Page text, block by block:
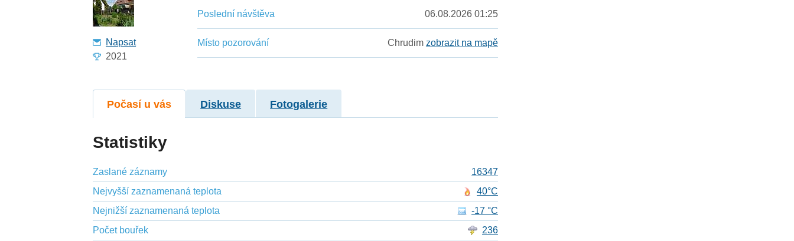
Napsat
2021
Poslední návštěva 06.08.2026 01:25
Místo pozorování Chrudim zobrazit na mapě
Počasí u vás Diskuse Fotogalerie
Statistiky
Zaslané záznamy
16347
Nejvyšší zaznamenaná teplota
40°C
Nejnižší zaznamenaná teplota
-17 °C
Počet bouřek
236